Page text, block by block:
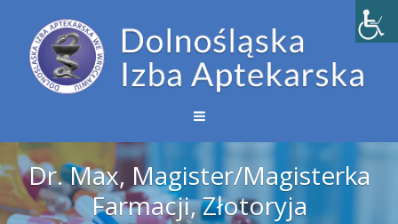
Dr. Max, Magister/Magisterka
Farmacji, Złotoryja